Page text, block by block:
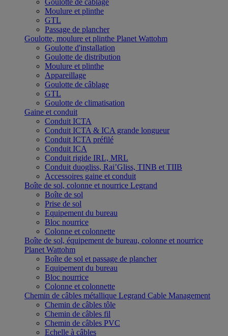
Goulotte de câblage
Moulure et plinthe
GTL
Passage de plancher
Goulotte, moulure et plinthe Planet Wattohm
Goulotte d'installation
Goulotte de distribution
Moulure et plinthe
Appareillage
Goulotte de câblage
GTL
Goulotte de climatisation
Gaine et conduit
Conduit ICTA
Conduit ICTA & ICA grande longueur
Conduit ICTA préfilé
Conduit ICA
Conduit rigide IRL, MRL
Conduit duogliss, Rai’Gliss, TINB et TIIB
Accessoires gaine et conduit
Boîte de sol, colonne et nourrice Legrand
Boîte de sol
Prise de sol
Equipement du bureau
Bloc nourrice
Colonne et colonnette
Boîte de sol, équipement de bureau, colonne et nourrice
Planet Wattohm
Boîte de sol et passage de plancher
Equipement du bureau
Bloc nourrice
Colonne et colonnette
Chemin de câbles métallique Legrand Cable Management
Chemin de câbles tôle
Chemin de câbles fil
Chemin de câbles PVC
Echelle à câbles